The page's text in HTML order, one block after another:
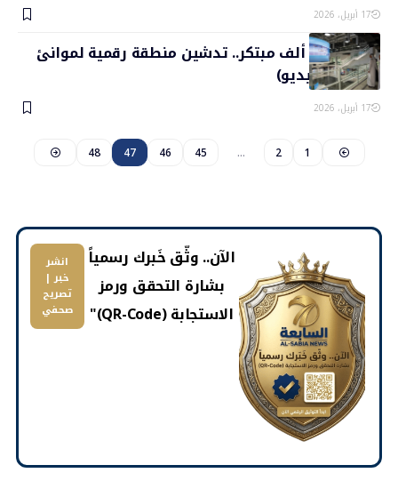
17 أبريل، 2026
يتسع ل 20 ألف مبتكر.. تدشين منطقة رقمية لموانئ
أبوظبي (فيديو)
17 أبريل، 2026
1
2
…
45
46
47
48
​الآن.. وثّق خَبرك رسمياً
بشارة التحقق ورمز
الاستجابة (QR-Code)"
انشر
خبر |
تصريح
صحفي